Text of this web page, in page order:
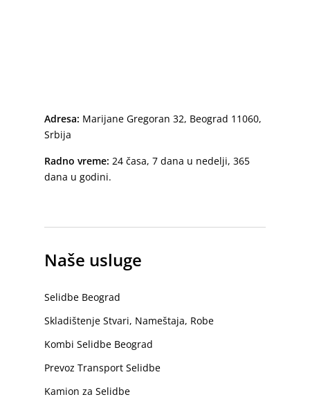
Adresa: Marijane Gregoran 32, Beograd 11060,
Srbija
Radno vreme: 24 časa, 7 dana u nedelji, 365
dana u godini.
Naše usluge
Selidbe Beograd
Skladištenje Stvari, Nameštaja, Robe
Kombi Selidbe Beograd
Prevoz Transport Selidbe
Kamion za Selidbe